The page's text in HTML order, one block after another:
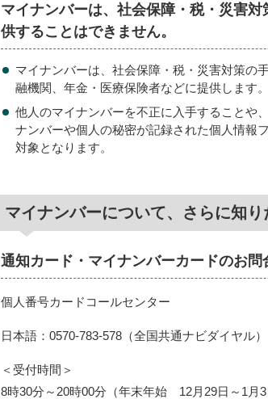
マイナンバーは、社会保障・税・災害
供することはできません。
マイナンバーは、社会保障・税・災害対策の
融機関、年金・医療保険者などに提供します。
他人のマイナンバーを不正に入手することや
ナンバーや個人の秘密が記録された個人情報
対象となります。
マイナンバーについて、さらに知り
通知カード・マイナンバーカードのお問
個人番号カードコールセンター
日本語：0570-783-578（全国共通ナビダイヤル）
＜受付時間＞
8時30分～20時00分（年末年始 12月29日～1月3